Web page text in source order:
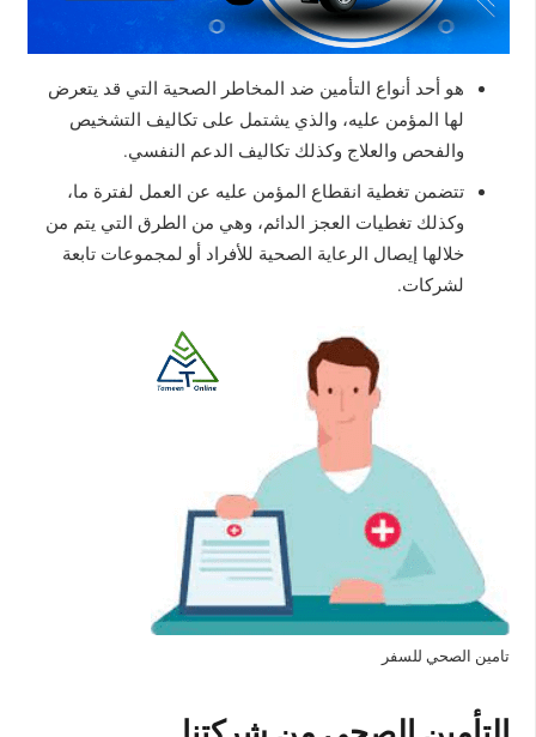
هو أحد أنواع التأمين ضد المخاطر الصحية التي قد يتعرض
لها المؤمن عليه، والذي يشتمل على تكاليف التشخيص
والفحص والعلاج وكذلك تكاليف الدعم النفسي.
تتضمن تغطية انقطاع المؤمن عليه عن العمل لفترة ما،
وكذلك تغطيات العجز الدائم، وهي من الطرق التي يتم من
خلالها إيصال الرعاية الصحية للأفراد أو لمجموعات تابعة
لشركات.
تامين الصحي للسفر